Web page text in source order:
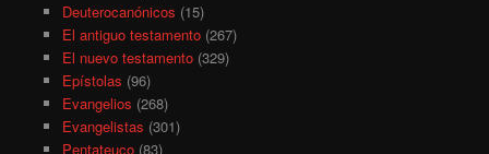
Deuterocanónicos (15)
El antiguo testamento(267)
El nuevo testamento(329)
Epístolas (96)
Evangelios (268)
Evangelistas (301)
Pentateuco(83)